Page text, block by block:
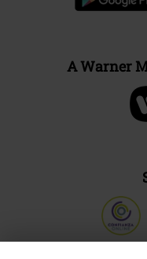
A Warner